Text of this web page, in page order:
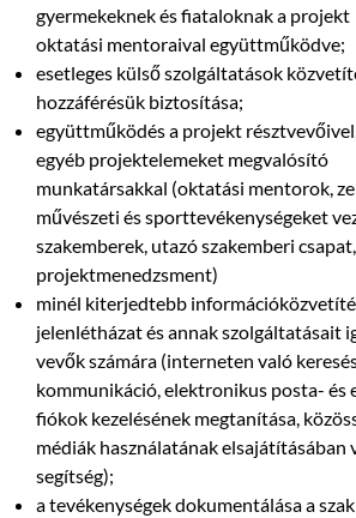
gyermekeknek és fiataloknak a projekt
oktatási mentoraival együttműködve;
esetleges külső szolgáltatások
hozzáférésük biztosítása;
együttműködés a projekt
egyéb projektelemeket megvalósító
munkatársakkal (oktatási mentorok,
művészeti és sporttevékenységeket
szakemberek, utazó szakemberi csapat,
projektmenedzsment)
minél kiterjedtebb
jelenlétházat és annak szolgáltatásait
vevők számára (interneten való
kommunikáció, elektronikus posta- és
fiókok kezelésének megtanítása,
médiák használatának elsajátításában
segítség);
a tevékenységek dokumentálása a